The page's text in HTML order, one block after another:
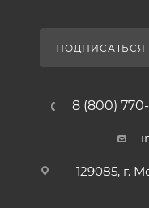
ПОДПИСАТЬСЯ
8 (800)
129085, г.